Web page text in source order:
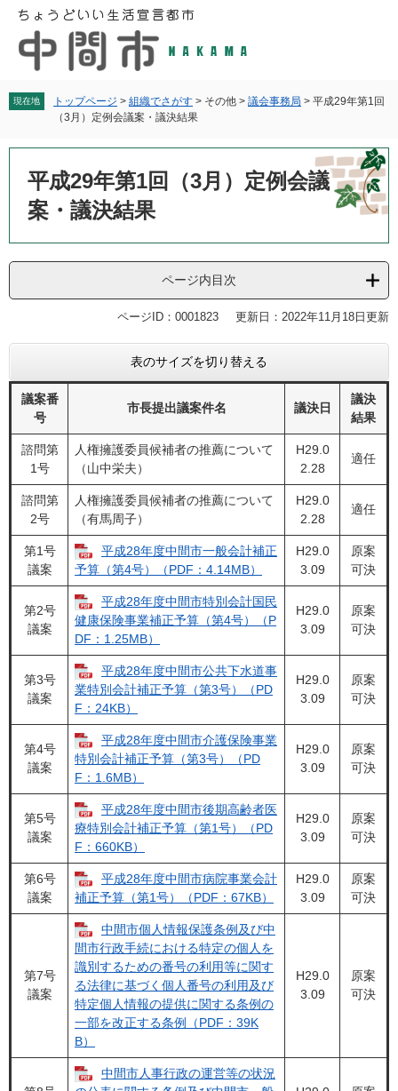
現在地 トップページ > 組織でさがす > その他 > 議会事務局 > 平成29年第1回
（3月）定例会議案・議決結果
平成29年第1回（3月）定例会議
案・議決結果
ページ内目次
ページID：0001823 更新日：2022年11月18日更新
表のサイズを切り替える
議案番
号
市長提出議案件名 議決日
議決
結果
諮問第
1号
人権擁護委員候補者の推薦について
（山中栄夫）
H29.0
2.28
適任
諮問第
2号
人権擁護委員候補者の推薦について
（有馬周子）
H29.0
2.28
適任
第1号
議案
平成28年度中間市一般会計補正
予算（第4号）（PDF：4.14MB）
H29.0
3.09
原案
可決
第2号
議案
平成28年度中間市特別会計国民
健康保険事業補正予算（第4号）（P
DF：1.25MB）
H29.0
3.09
原案
可決
第3号
議案
平成28年度中間市公共下水道事
業特別会計補正予算（第3号）（PD
F：24KB）
H29.0
3.09
原案
可決
第4号
議案
平成28年度中間市介護保険事業
特別会計補正予算（第3号）（PD
F：1.6MB）
H29.0
3.09
原案
可決
第5号
議案
平成28年度中間市後期高齢者医
療特別会計補正予算（第1号）（PD
F：660KB）
H29.0
3.09
原案
可決
第6号
議案
平成28年度中間市病院事業会計
補正予算（第1号）（PDF：67KB）
H29.0
3.09
原案
可決
第7号
議案
中間市個人情報保護条例及び中
間市行政手続における特定の個人を
識別するための番号の利用等に関す
る法律に基づく個人番号の利用及び
特定個人情報の提供に関する条例の
一部を改正する条例（PDF：39K
B）
H29.0
3.09
原案
可決
中間市人事行政の運営等の状況